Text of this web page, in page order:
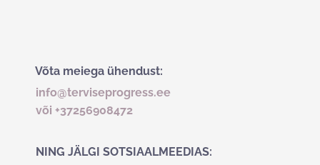
Võta meiega ühendust:
info@terviseprogress.ee
või +37256908472
NING JÄLGI SOTSIAALMEEDIAS: